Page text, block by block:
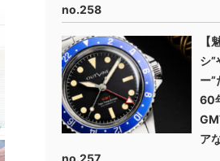
no.258
【
シ”
ー”
60
ア